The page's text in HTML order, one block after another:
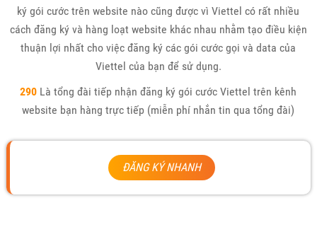
ký gói cước trên website nào cũng được vì Viettel có rất nhiều
cách đăng ký và hàng loạt website khác nhau nhằm tạo điều kiện
thuận lợi nhất cho việc đăng ký các gói cước gọi và data của
Viettel của bạn để sử dụng.
290 Là tổng đài tiếp nhận đăng ký gói cước Viettel trên kênh
website bạn hàng trực tiếp (miễn phí nhắn tin qua tổng đài)
ĐĂNG KÝ NHANH